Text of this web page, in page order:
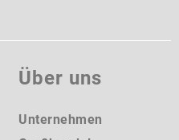
Über uns
Unternehmen